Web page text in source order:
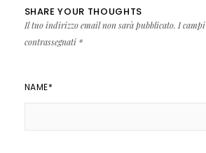
SHARE YOUR THOUGHTS
Il tuo indirizzo email non sarà pubblicato. I
contrassegnati *
NAME*